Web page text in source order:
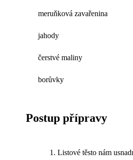
meruňková zavařenina
jahody
čerstvé maliny
borůvky
Postup přípravy
Listové těsto nám